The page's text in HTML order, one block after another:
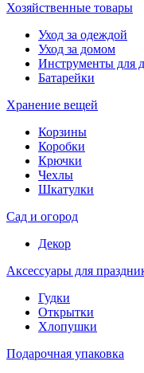
Хозяйственные товары
Уход за одеждой
Уход за домом
Инструменты для
Батарейки
Хранение вещей
Корзины
Коробки
Крючки
Чехлы
Шкатулки
Сад и огород
Декор
Аксессуары для
Гудки
Открытки
Хлопушки
Подарочная упаковка